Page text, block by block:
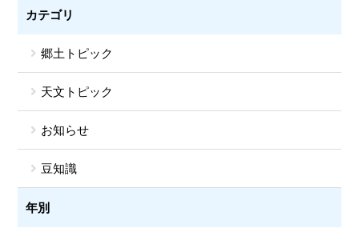
カテゴリ
郷土トピック
天文トピック
お知らせ
豆知識
年別